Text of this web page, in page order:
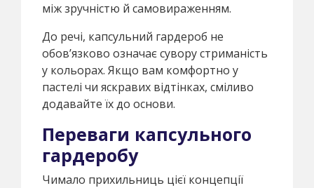
між зручністю й самовираженням.
До речі, капсульний гардероб не
обов’язково означає сувору стриманість
у кольорах. Якщо вам комфортно у
пастелі чи яскравих відтінках, сміливо
додавайте їх до основи.
Переваги капсульного
гардеробу
Чимало прихильниць цієї концепції